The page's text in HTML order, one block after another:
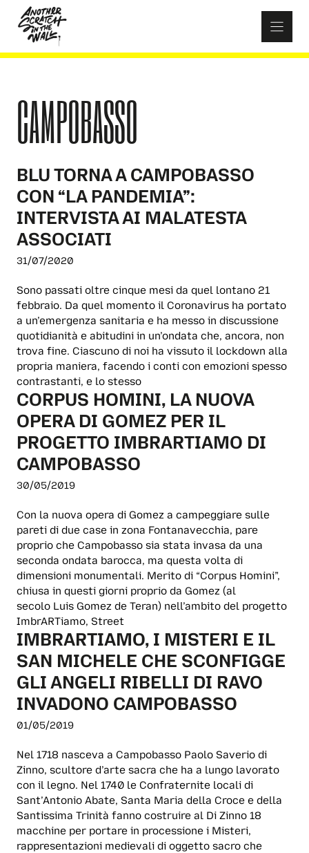
content
CAMPOBASSO
BLU TORNA A CAMPOBASSO
CON “LA PANDEMIA”:
INTERVISTA AI MALATESTA
ASSOCIATI
31/07/2020
Sono passati oltre cinque mesi da quel lontano 21
febbraio. Da quel momento il Coronavirus ha portato
a un’emergenza sanitaria e ha messo in discussione
quotidianità e abitudini in un’ondata che, ancora, non
trova fine. Ciascuno di noi ha vissuto il lockdown alla
propria maniera, facendo i conti con emozioni spesso
contrastanti, e lo stesso
CORPUS HOMINI, LA NUOVA
OPERA DI GOMEZ PER IL
PROGETTO IMBRARTIAMO DI
CAMPOBASSO
30/05/2019
Con la nuova opera di Gomez a campeggiare sulle
pareti di due case in zona Fontanavecchia, pare
proprio che Campobasso sia stata invasa da una
seconda ondata barocca, ma questa volta di
dimensioni monumentali. Merito di “Corpus Homini”,
chiusa in questi giorni proprio da Gomez (al
secolo Luis Gomez de Teran) nell’ambito del progetto
ImbrARTiamo, Street
IMBRARTIAMO, I MISTERI E IL
SAN MICHELE CHE SCONFIGGE
GLI ANGELI RIBELLI DI RAVO
INVADONO CAMPOBASSO
01/05/2019
Nel 1718 nasceva a Campobasso Paolo Saverio di
Zinno, scultore d’arte sacra che ha a lungo lavorato
con il legno. Nel 1740 le Confraternite locali di
Sant’Antonio Abate, Santa Maria della Croce e della
Santissima Trinità fanno costruire al Di Zinno 18
macchine per portare in processione i Misteri,
rappresentazioni medievali di oggetto sacro che